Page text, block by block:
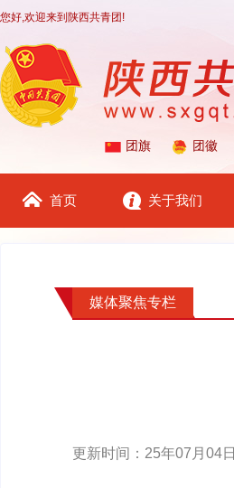
您好,欢迎来到陕西共青团!
团旗 团徽
首页 关于我们
媒体聚焦专栏
更新时间：25年07月04日